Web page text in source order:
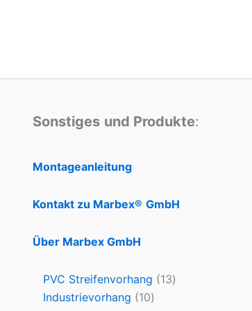
Sonstiges und Produkte:
Montageanleitung
Kontakt zu Marbex® GmbH
Über Marbex GmbH
PVC Streifenvorhang 13
Industrievorhang 10